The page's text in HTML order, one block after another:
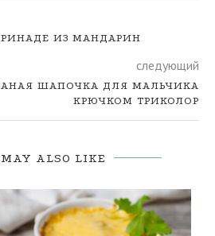
ИЗ МАНДАРИН
следующий
ШАПОЧКА ДЛЯ МАЛЬЧИКА
КРЮЧКОМ ТРИКОЛОР
ALSO LIKE